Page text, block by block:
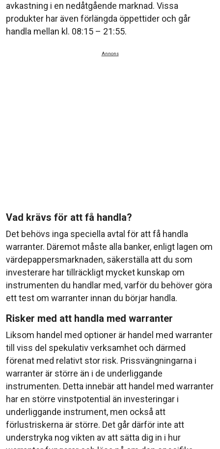
avkastning i en nedåtgående marknad. Vissa
produkter har även förlängda öppettider och går
handla mellan kl. 08:15 – 21:55.
Annons
Vad krävs för att få handla?
Det behövs inga speciella avtal för att få handla
warranter. Däremot måste alla banker, enligt lagen om
värdepappersmarknaden, säkerställa att du som
investerare har tillräckligt mycket kunskap om
instrumenten du handlar med, varför du behöver göra
ett test om warranter innan du börjar handla.
Risker med att handla med warranter
Liksom handel med optioner är handel med warranter
till viss del spekulativ verksamhet och därmed
förenat med relativt stor risk. Prissvängningarna i
warranter är större än i de underliggande
instrumenten. Detta innebär att handel med warranter
har en större vinstpotential än investeringar i
underliggande instrument, men också att
förlustriskerna är större. Det går därför inte att
understryka nog vikten av att sätta dig in i hur